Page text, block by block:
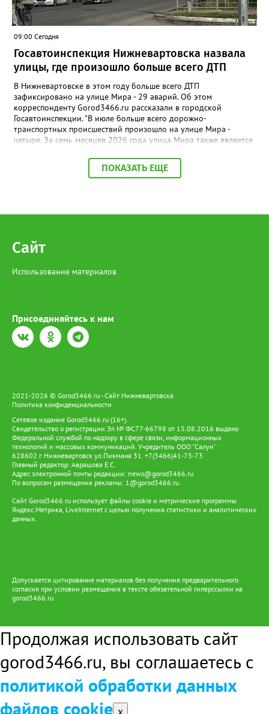
09:00 Сегодня
Госавтоинспекция Нижневартовска назвала
улицы, где произошло больше всего ДТП
В Нижневартовске в этом году больше всего ДТП
зафиксировано на улице Мира - 29 аварий. Об этом
корреспонденту Gorod3466.ru рассказали в городской
Госавтоинспекции. "В июле больше всего дорожно-
транспортных происшествий произошло на улице Мира -
четыре. За семь месяцев 2026 года улица Мира также является
добавили, что на втором месте расположилась улица Ленина,
на дорогах которой произошло 19 дорожно-транспортных
ПОКАЗАТЬ ЕЩЕ
Сайт
Использование материалов
Присоединяйтесь к нам
2021-2026 © Gorod3466.ru - Сайт Нижневартовска
Политика конфиденциальности
Сетевое издание Gorod3466.ru (16+).
Свидетельство о регистрации Эл № ФС77-66798 от 15.08.2016 выдано
Федеральной службой по надзору в сфере связи, информационных
технологий и массовых коммуникаций. Учредитель ООО "Салун"
628602 г. Нижневартовск ул.Пикмана 31. +7(3466)41-73-73
Главный редактор: Аврашова Е.С.
Адрес электронной почты редакции: news@gorod3466.ru
По вопросам размещения рекламы: 1@gorod3466.ru
Сайт Gorod3466.ru использует файлы cookie и метрические программы
Яндекс.Метрика, LiveInternet с целью получения статистики и аналитических
данных.
Допускается цитирование материалов без получения предварительного
согласия при условии размещения в тексте обязательной гиперссылки на
gorod3466.ru
Продолжая использовать сайт
gorod3466.ru, вы соглашаетесь с
политикой обработки данных
файлов cookie